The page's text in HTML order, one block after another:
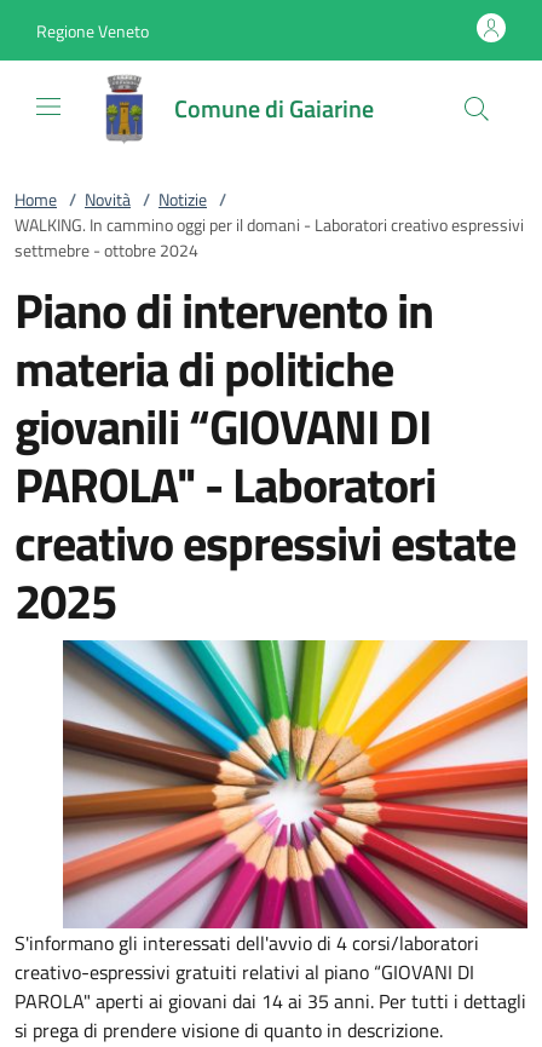
Regione Veneto
Comune di Gaiarine
Home / Novità / Notizie /
WALKING. In cammino oggi per il domani - Laboratori creativo espressivi
settmebre - ottobre 2024
Piano di intervento in
materia di politiche
giovanili “GIOVANI DI
PAROLA" - Laboratori
creativo espressivi estate
2025
S'informano gli interessati dell'avvio di 4 corsi/laboratori
creativo-espressivi gratuiti relativi al piano “GIOVANI DI
PAROLA" aperti ai giovani dai 14 ai 35 anni. Per tutti i dettagli
si prega di prendere visione di quanto in descrizione.